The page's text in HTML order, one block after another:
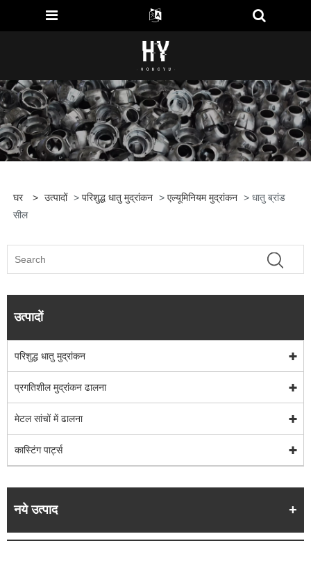
घर > उत्पादों > परिशुद्ध धातु मुद्रांकन > एल्यूमिनियम मुद्रांकन > धातु ब्रांड
सील
उत्पादों
परिशुद्ध धातु मुद्रांकन
प्रगतिशील मुद्रांकन ढालना
मेटल सांचों में ढालना
कास्टिंग पार्ट्स
नये उत्पाद